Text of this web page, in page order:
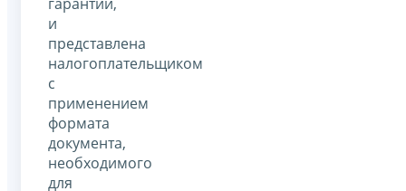
и
представлена
налогоплательщиком
с
применением
формата
документа,
необходимого
для